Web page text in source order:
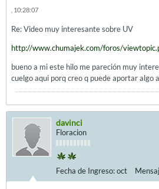
, 10:28:07
Re: Video muy interesante sobre UV
http://www.chumajek.com/foros/
bueno a mi este hilo me pareción muy
cuelgo aqui porq creo q puede aportar algo
davinci
Floracion
Fecha de Ingreso:oct